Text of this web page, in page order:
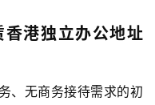
港独立办公地址
、无商务接待需求的初